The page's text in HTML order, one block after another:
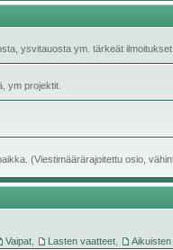
ysvitauosta ym. tärkeät ilmoitukset
ym projektit.
(Viestimäärärajoitettu osio,
Vaipat Lasten vaatteet